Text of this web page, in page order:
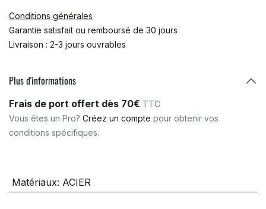
Conditions générales
Garantie satisfait ou remboursé de 30 jours
Livraison : 2-3 jours ouvrables
Plus d'informations
Frais de port offert dès 70€ TTC
Vous êtes un Pro? Créez un compte pour obtenir vos
conditions spécifiques.
Matériaux: ACIER